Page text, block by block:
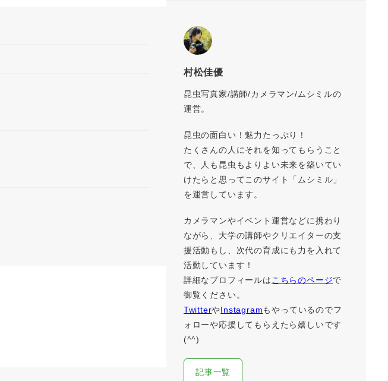
村松佳優
昆虫写真家/講師/カメラマン/ムシミルの
運営。
昆虫の面白い！魅力たっぷり！
たくさんの人にそれを知ってもらうこと
で、人も昆虫もよりよい未来を築いてい
けたらと思ってこのサイト「ムシミル」
を運営しています。
カメラマンやイベント運営などに携わり
ながら、大学の講師やクリエイターの支
援活動もし、次代の育成にも力を入れて
活動しています！
詳細なプロフィールは こちらのページで
御覧ください。
TwitterやInstagramもやっているのでフ
ォローや応援してもらえたら嬉しいです
(^^)
記事一覧